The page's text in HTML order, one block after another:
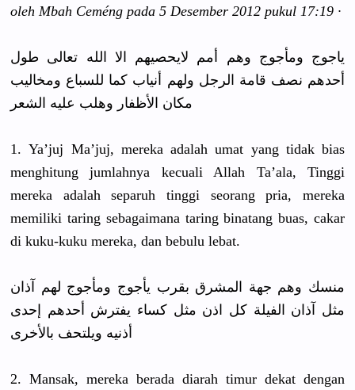
oleh Mbah Ceméng pada 5 Desember 2012 pukul 17:19 ·
ياجوج ومأجوج وهم أمم لايحصيهم الا الله تعالى طول
أحدهم نصف قامة الرجل ولهم أنياب كما للسباع ومخاليب
مكان الأظفار وهلب عليه الشعر
1. Ya’juj Ma’juj, mereka adalah umat yang tidak bias
menghitung jumlahnya kecuali Allah Ta’ala, Tinggi
mereka adalah separuh tinggi seorang pria, mereka
memiliki taring sebagaimana taring binatang buas, cakar
di kuku-kuku mereka, dan bebulu lebat.
منسك وهم جهة المشرق بقرب يأجوج ومأجوج لهم آذان
مثل آذان الفيلة كل اذن مثل كساء يفترش أحدهم إحدى
أذنيه ويلتحف بالأخرى
2. Mansak, mereka berada diarah timur dekat dengan